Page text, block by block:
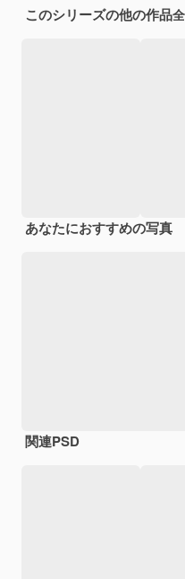
このシリーズの他の作品
あなたにおすすめの写真
関連PSD